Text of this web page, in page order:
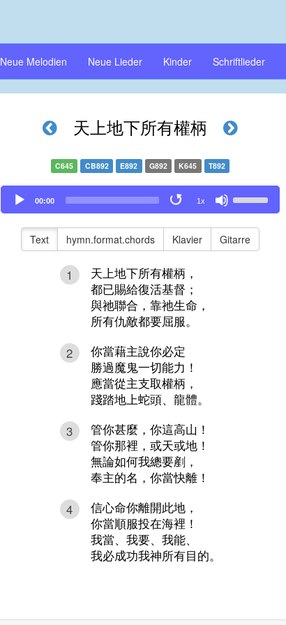
Neue Melodien Neue Lieder Kinder Schriftlieder
天上地下所有權柄
C645 CB892 E892 G892 K645 T892
Audio
Player
00:00 1x
Up/Down
to
Text hymn.format.chords Klavier Gitarre
1
天上地下所有權柄，
都已賜給復活基督；
與祂聯合，靠祂生命，
所有仇敵都要屈服。
2
你當藉主說你必定
勝過魔鬼一切能力！
應當從主支取權柄，
踐踏地上蛇頭、龍體。
3
管你甚麼，你這高山！
管你那裡，或天或地！
無論如何我總要剷，
奉主的名，你當快離！
4
信心命你離開此地，
你當順服投在海裡！
我當、我要、我能、
我必成功我神所有目的。